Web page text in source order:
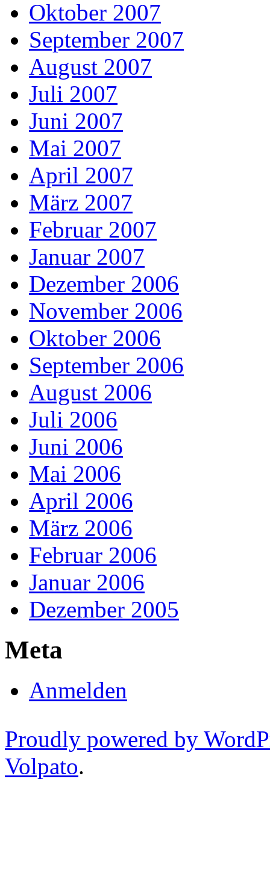
Oktober 2007
September 2007
August 2007
Juli 2007
Juni 2007
Mai 2007
April 2007
März 2007
Februar 2007
Januar 2007
Dezember 2006
November 2006
Oktober 2006
September 2006
August 2006
Juli 2006
Juni 2006
Mai 2006
April 2006
März 2006
Februar 2006
Januar 2006
Dezember 2005
Meta
Anmelden
Proudly powered by
Volpato.